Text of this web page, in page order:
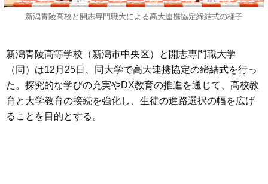
新潟青陵高校と開志専門職大による高大連携協定締結式の様子
新潟青陵高等学校（新潟市中央区）と開志専門職大学
（同）は12月25日、同大学で高大連携協定の締結式を行っ
た。探究的な学びの充実やDX教育の推進を通じて、高校教
育と大学教育の接続を強化し、生徒の進路選択の幅を広げ
ることを目的とする。